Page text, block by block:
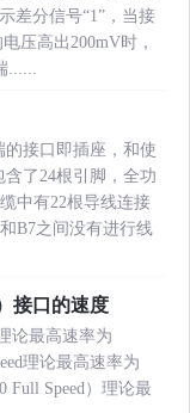
差分信号“1”，当接
压高出200mV时，
的接口即插座，和使
含了24根引脚，全功
中有22根导线连接
B7之间没有进行线
接口的速度
论最高速率为
理论最高速率为
Full Speed）理论最